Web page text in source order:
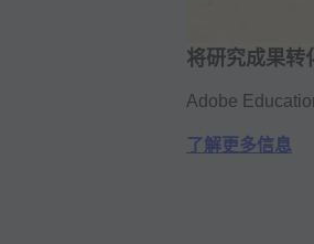
将研究成果转
Adobe
了解更多信息